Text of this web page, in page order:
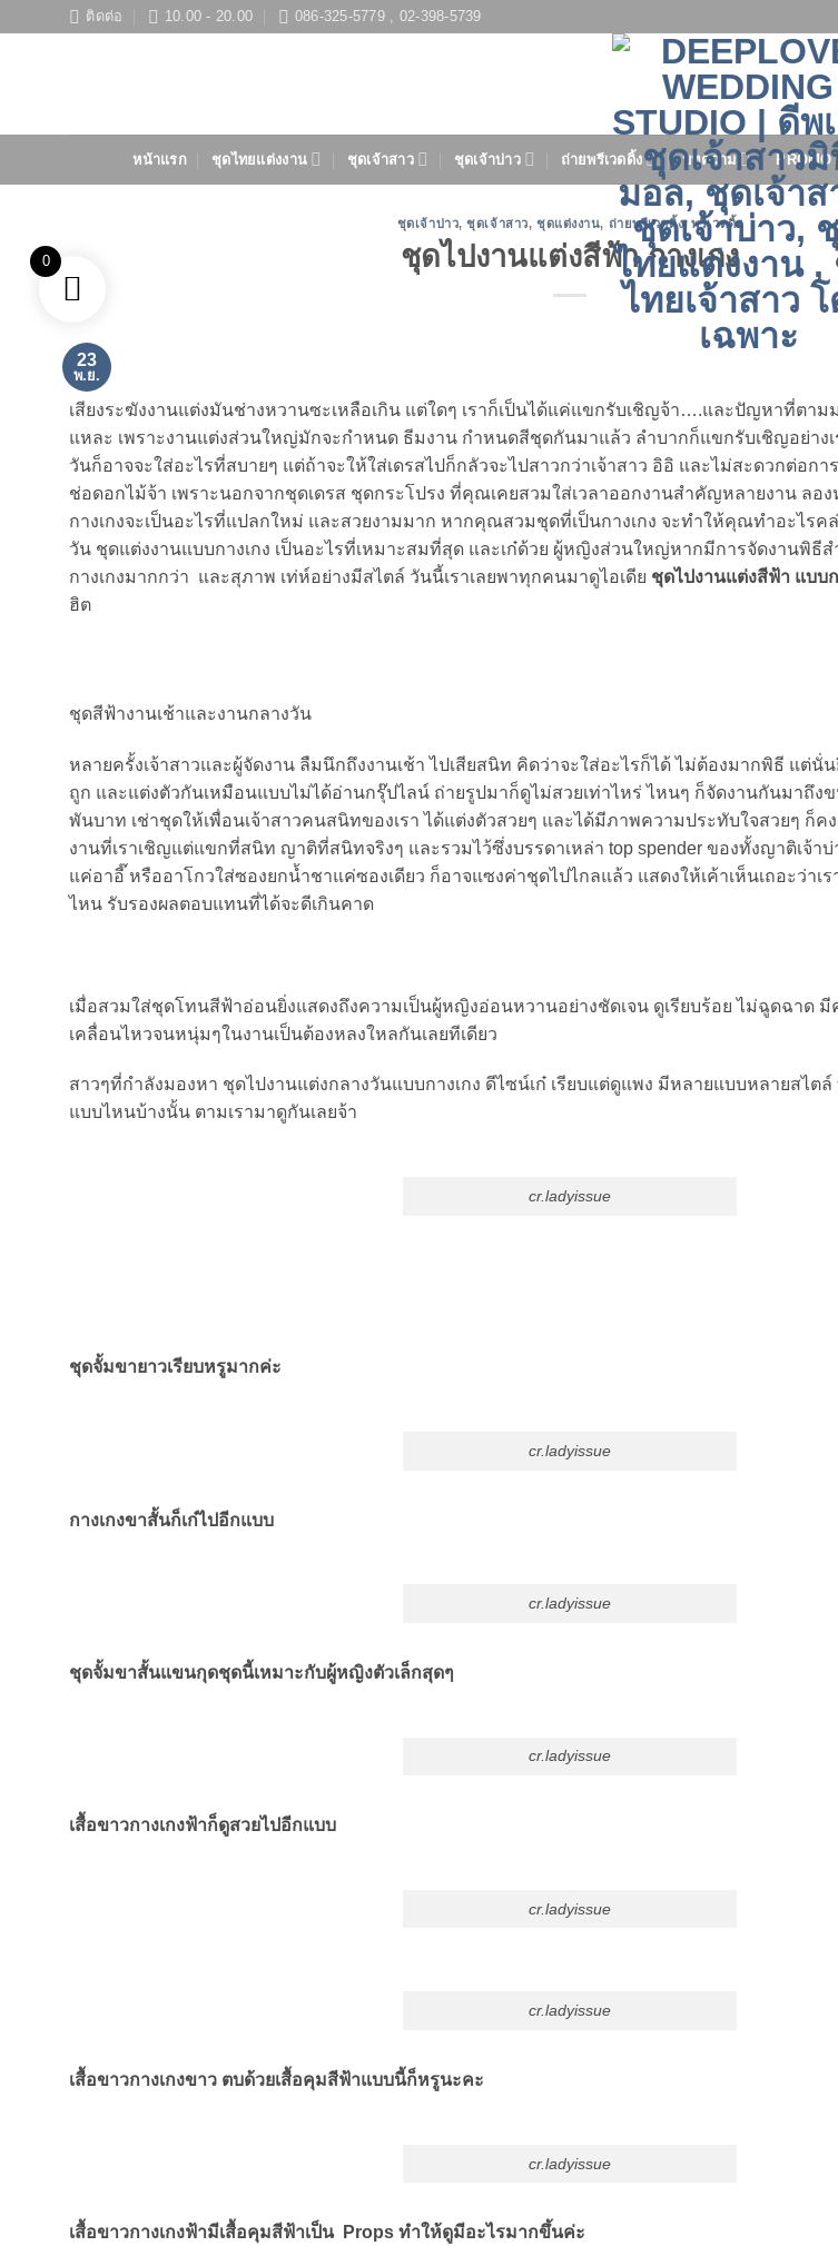
ติดต่อ 10.00 - 20.00 086-325-5779 , 02-398-5739
หน้าแรก ชุดไทยแต่งงาน ชุดเจ้าสาว ชุดเจ้าบ่าว ถ่ายพรีเวดดิ้ง บทความ
ชุดเจ้าบ่าว,ชุดเจ้าสาว, ชุดแต่งงาน, ถ่ายพรีเวดดิ้ง,พรีเวดดิ้ง
ชุดไปงานแต่งสีฟ้า กางเกง
23
พ.ย.
เสียงระฆังงานแต่งมันช่างหวานซะเหลือเกิน แต่ใดๆ เราก็เป็นได้แค่แขกรับเชิญจ้า….และปัญหาที่ตา
แหละ เพราะงานแต่งส่วนใหญ่มักจะกำหนด ธีมงาน กำหนดสีชุดกันมาแล้ว ลำบากก็แขกรับเชิญอย่างเ
วันก็อาจจะใส่อะไรที่สบายๆ แต่ถ้าจะให้ใส่เดรสไปก็กลัวจะไปสาวกว่าเจ้าสาว อิอิ และไม่สะดวกต่อกา
ช่อดอกไม้จ้า เพราะนอกจากชุดเดรส ชุดกระโปรง ที่คุณเคยสวมใส่เวลาออกงานสำคัญหลายงาน ลอ
กางเกงจะเป็นอะไรที่แปลกใหม่ และสวยงามมาก หากคุณสวมชุดที่เป็นกางเกง จะทำให้คุณทำอะไรค
วัน ชุดแต่งงานแบบกางเกง เป็นอะไรที่เหมาะสมที่สุด และเก๋ด้วย ผู้หญิงส่วนใหญ่หากมีการจัดงานพิธี
กางเกงมากกว่า และสุภาพ เท่ห์อย่างมีสไตล์ วันนี้เราเลยพาทุกคนมาดูไอเดีย ชุดไปงานแต่งสีฟ้า แบบก
ฮิต
ชุดสีฟ้างานเช้าและงานกลางวัน
หลายครั้งเจ้าสาวและผู้จัดงาน ลืมนึกถึงงานเช้า ไปเสียสนิท คิดว่าจะใส่อะไรก็ได้ ไม่ต้องมากพิธี แต่นั่
ถูก และแต่งตัวกันเหมือนแบบไม่ได้อ่านกรุ๊ปไลน์ ถ่ายรูปมาก็ดูไม่สวยเท่าไหร่ ไหนๆ ก็จัดงานกันมาถึง
พันบาท เช่าชุดให้เพื่อนเจ้าสาวคนสนิทของเรา ได้แต่งตัวสวยๆ และได้มีภาพความประทับใจสวยๆ ก็คง
งานที่เราเชิญแต่แขกที่สนิท ญาติที่สนิทจริงๆ และรวมไว้ซึ่งบรรดาเหล่า top spender ของทั้งญาติเจ้าบ่
แค่อาอี๊ หรืออาโกวใส่ซองยกน้ำชาแค่ซองเดียว ก็อาจแซงค่าชุดไปไกลแล้ว แสดงให้เค้าเห็นเถอะว่าเ
ไหน รับรองผลตอบแทนที่ได้จะดีเกินคาด
เมื่อสวมใส่ชุดโทนสีฟ้าอ่อนยิ่งแสดงถึงความเป็นผู้หญิงอ่อนหวานอย่างชัดเจน ดูเรียบร้อย ไม่ฉูดฉาด
เคลื่อนไหวจนหนุ่มๆในงานเป็นต้องหลงใหลกันเลยทีเดียว
สาวๆที่กำลังมองหา ชุดไปงานแต่งกลางวันแบบกางเกง ดีไซน์เก๋ เรียบแต่ดูแพง มีหลายแบบหลายสไต
แบบไหนบ้างนั้น ตามเรามาดูกันเลยจ้า
cr.ladyissue
ชุดจั้มขายาวเรียบหรูมากค่ะ
cr.ladyissue
กางเกงขาสั้นก็เก๋ไปอีกแบบ
cr.ladyissue
ชุดจั้มขาสั้นแขนกุดชุดนี้เหมาะกับผู้หญิงตัวเล็กสุดๆ
cr.ladyissue
เสื้อขาวกางเกงฟ้าก็ดูสวยไปอีกแบบ
cr.ladyissue
cr.ladyissue
เสื้อขาวกางเกงขาว ตบด้วยเสื้อคุมสีฟ้าแบบนี้ก็หรูนะคะ
cr.ladyissue
เสื้อขาวกางเกงฟ้ามีเสื้อคุมสีฟ้าเป็น Props ทำให้ดูมีอะไรมากขึ้นค่ะ
0